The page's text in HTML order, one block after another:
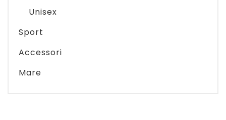
Unisex
Sport
Accessori
Mare